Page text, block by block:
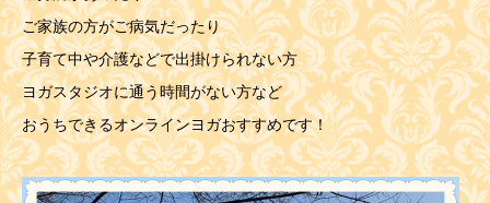
ご家族の方がご病気だったり
子育て中や介護などで出掛けられない方
ヨガスタジオに通う時間がない方など
おうちできるオンラインヨガおすすめです！